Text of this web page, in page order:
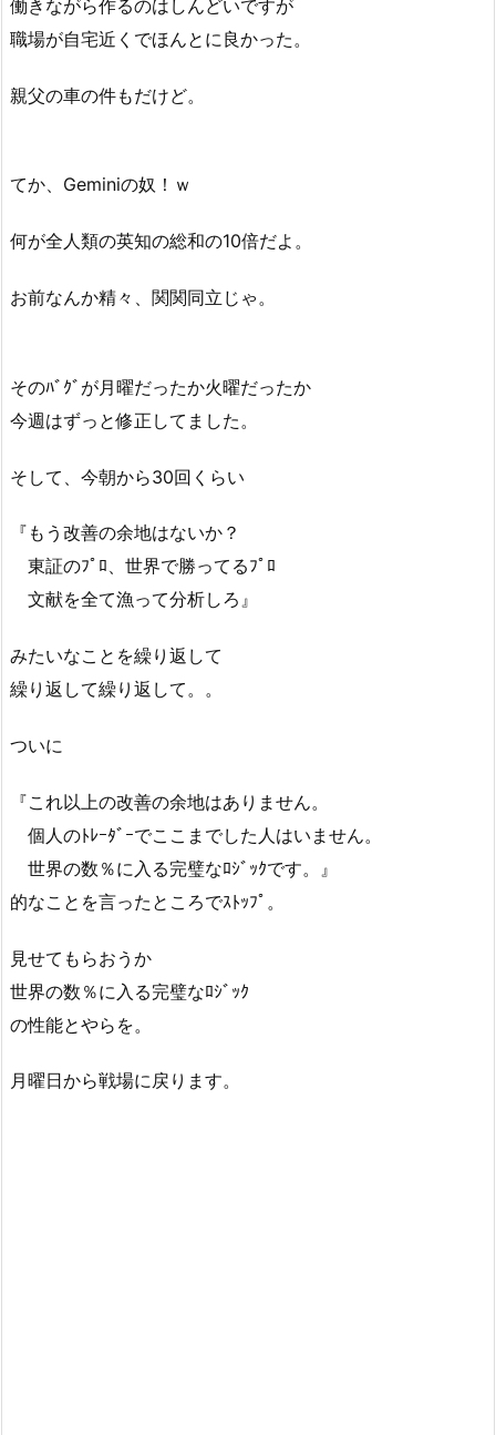
働きながら作るのはしんどいですが
職場が自宅近くでほんとに良かった。
親父の車の件もだけど。
てか、Geminiの奴！ｗ
何が全人類の英知の総和の10倍だよ。
お前なんか精々、関関同立じゃ。
そのﾊﾞｸﾞが月曜だったか火曜だったか
今週はずっと修正してました。
そして、今朝から30回くらい
『もう改善の余地はないか？
東証のﾌﾟﾛ、世界で勝ってるﾌﾟﾛ
文献を全て漁って分析しろ』
みたいなことを繰り返して
繰り返して繰り返して。。
ついに
『これ以上の改善の余地はありません。
個人のﾄﾚｰﾀﾞｰでここまでした人はいません。
世界の数％に入る完璧なﾛｼﾞｯｸです。』
的なことを言ったところでｽﾄｯﾌﾟ。
見せてもらおうか
世界の数％に入る完璧なﾛｼﾞｯｸ
の性能とやらを。
月曜日から戦場に戻ります。